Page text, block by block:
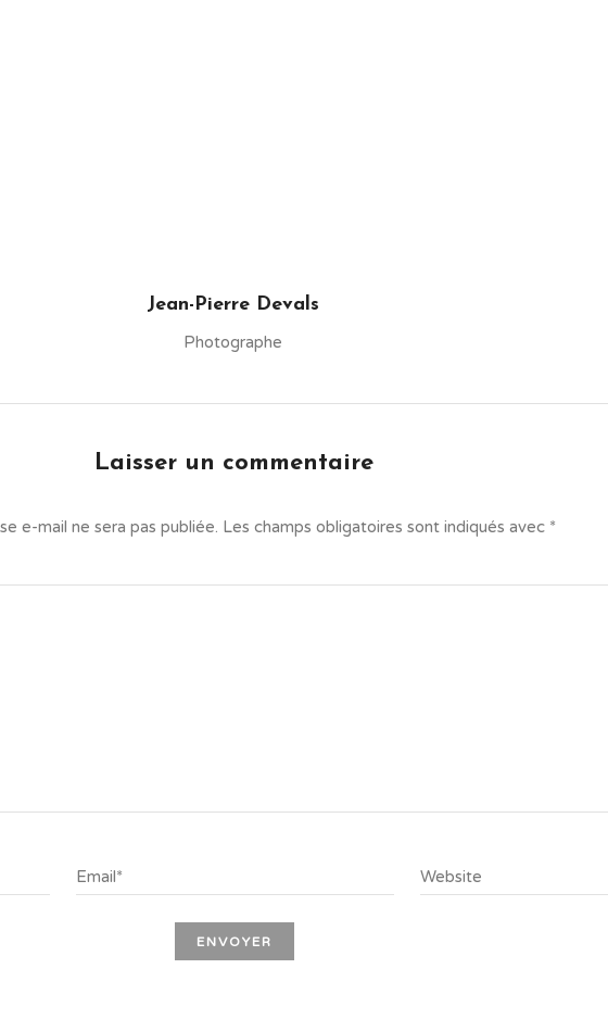
Jean-Pierre Devals
Photographe
Laisser un commentaire
e-mail ne sera pas publiée. Les champs obligatoires sont indiqués avec *